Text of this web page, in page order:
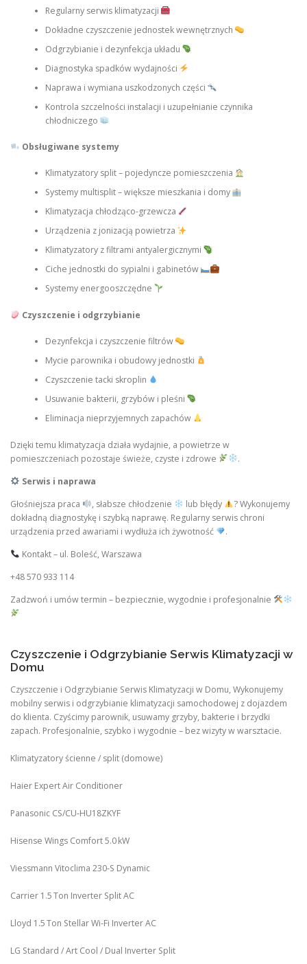
Regularny serwis klimatyzacji
Dokładne czyszczenie jednostek wewnętrznych
Odgrzybianie i dezynfekcja układu
Diagnostyka spadków wydajności
Naprawa i wymiana uszkodzonych części
Kontrola szczelności instalacji i uzupełnianie czynnika
chłodniczego
Obsługiwane systemy
Klimatyzatory split – pojedyncze pomieszczenia
Systemy multisplit – większe mieszkania i domy
Klimatyzacja chłodząco-grzewcza
Urządzenia z jonizacją powietrza
Klimatyzatory z filtrami antyalergicznymi
Ciche jednostki do sypialni i gabinetów
Systemy energooszczędne
Czyszczenie i odgrzybianie
Dezynfekcja i czyszczenie filtrów
Mycie parownika i obudowy jednostki
Czyszczenie tacki skroplin
Usuwanie bakterii, grzybów i pleśni
Eliminacja nieprzyjemnych zapachów
Dzięki temu klimatyzacja działa wydajnie, a powietrze w
pomieszczeniach pozostaje świeże, czyste i zdrowe
.
Serwis i naprawa
Głośniejsza praca
, słabsze chłodzenie lub błędy
? Wykonujemy
dokładną diagnostykę i szybką naprawę. Regularny serwis chroni
urządzenia przed awariami i wydłuża ich żywotność
.
Kontakt – ul. Boleść, Warszawa
+48 570 933 114
Zadzwoń i umów termin – bezpiecznie, wygodnie i profesjonalnie
Czyszczenie i Odgrzybianie Serwis Klimatyzacji w
Domu
Czyszczenie i Odgrzybianie Serwis Klimatyzacji w Domu, Wykonujemy
mobilny serwis i odgrzybianie klimatyzacji samochodowej z dojazdem
do klienta. Czyścimy parownik, usuwamy grzyby, bakterie i brzydki
zapach. Profesjonalnie, szybko i wygodnie – bez wizyty w warsztacie.
Klimatyzatory ścienne / split (domowe)
Haier Expert Air Conditioner
Panasonic CS/CU‑HU18ZKYF
Hisense Wings Comfort 5.0 kW
Viessmann Vitoclima 230‑S Dynamic
Carrier 1.5 Ton Inverter Split AC
Lloyd 1.5 Ton Stellar Wi‑Fi Inverter AC
LG Standard / Art Cool / Dual Inverter Split